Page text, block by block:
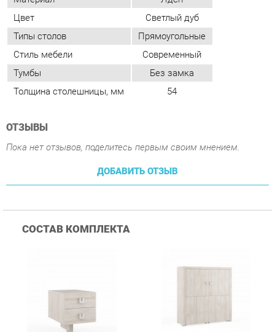
Тумбы
Без замка
Толщина столешницы, мм
54
ОТЗЫВЫ
Пока нет отзывов, поделитесь первым своим мнением.
SOL29730102 Светлый